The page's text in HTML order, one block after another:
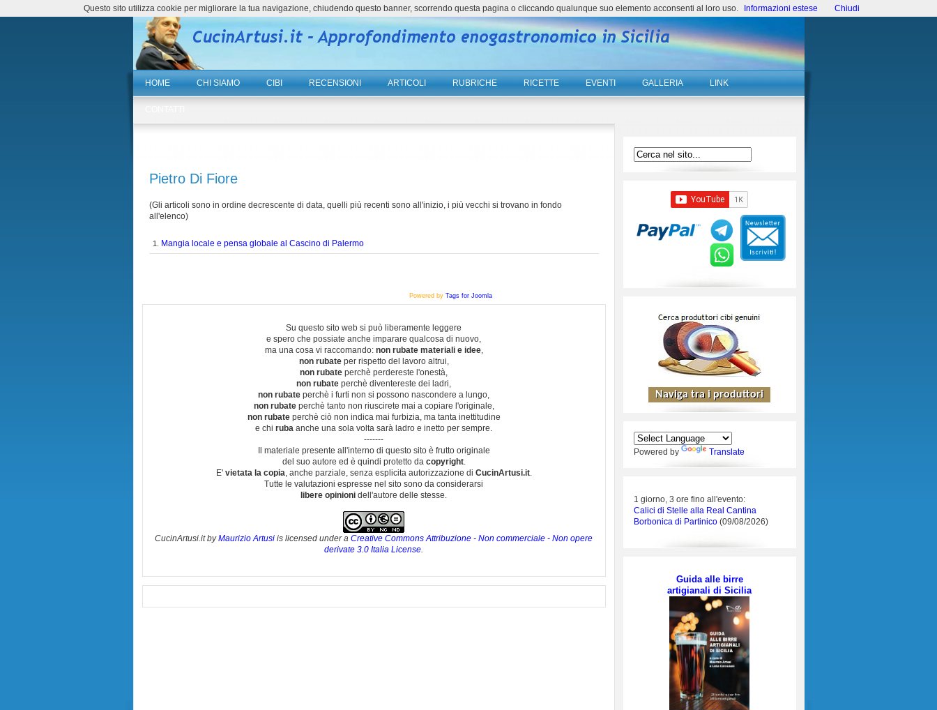
HOME CHI SIAMO CIBI RECENSIONI ARTICOLI RUBRICHE RICETTE EVENTI GALLERIA LINK
Pietro Di Fiore
(Gli articoli sono in ordine decrescente di data, quelli più recenti sono all'inizio, i più vecchi si trovano in fondo
all'elenco)
1. Mangia locale e pensa globale al Cascino di Palermo
Powered by Tags for Joomla
Su questo sito web si può liberamente leggere
e spero che possiate anche imparare qualcosa di nuovo,
ma una cosa vi raccomando: non rubate materiali e idee,
non rubateper rispetto del lavoro altrui,
non rubate perchè perdereste l'onestà,
non rubate perchè diventereste dei ladri,
non rubate perchè i furti non si possono nascondere a lungo,
non rubateperchè tanto non riuscirete mai a copiare l'originale,
non rubateperchè ciò non indica mai furbizia, ma tanta inettitudine
e chi ruba anche una sola volta sarà ladro e inetto per sempre.
-------
Il materiale presente all'interno di questo sito è frutto originale
del suo autore ed è quindi protetto da copyright.
E' vietata la copia, anche parziale, senza esplicita autorizzazione di CucinArtusi.it.
Tutte le valutazioni espresse nel sito sono da considerarsi
libere opinioni dell'autore delle stesse.
CucinArtusi.itbyMaurizio Artusi is licensed under a Creative Commons Attribuzione - Non commerciale - Non opere
derivate 3.0 Italia License.
Powered by Translate
1 giorno, 3 ore fino all'evento:
Calici di Stelle alla Real Cantina
Borbonica di Partinico (09/08/2026)
Guida alle birre
artigianali di Sicilia
Questo sito utilizza cookie per migliorare la tua navigazione, chiudendo questo banner, scorrendo questa pagina o cliccando qualunque suo elemento acconsenti al loro uso. Informazioni estese Chiudi